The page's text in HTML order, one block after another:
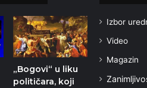
„Bogovi“ u liku
političara, koji
Izbor
Video
Magazin